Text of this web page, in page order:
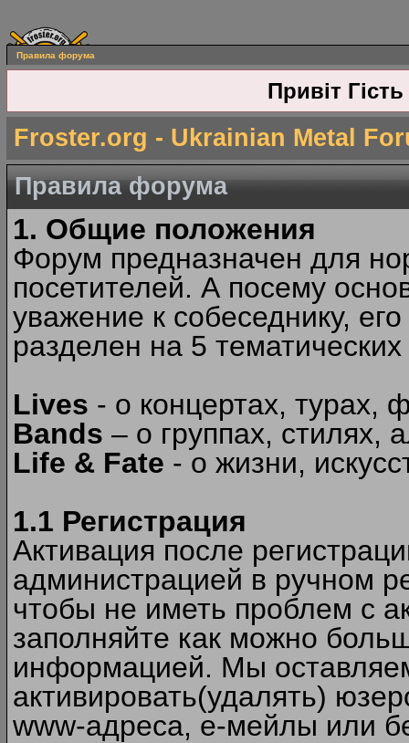
Правила форума
Привіт Гість
Froster.org - Ukrainian Metal
Правила форума
1. Общие положения
Форум предназначен для
посетителей. А посему
уважение к собеседнику,
разделен на 5
Lives - о концертах, турах,
Bands – о группах, стилях,
Life & Fate - о жизни,
1.1 Регистрация
Активация после
администрацией в ручном
чтобы не иметь проблем с
заполняйте как можно
информацией. Мы
активировать(удалять)
www-адреса, е-мейлы или